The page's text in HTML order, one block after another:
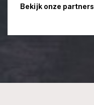
Bekijk onze partners